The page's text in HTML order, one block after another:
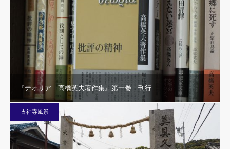
『テオリア 高橋英夫著作集』第一巻 刊行
古社寺風景